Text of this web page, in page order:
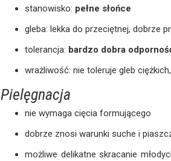
stanowisko: pełne słońce
gleba: lekka do przeciętnej, dobrze
tolerancja: bardzo dobra
wrażliwość: nie toleruje gleb
Pielęgnacja
nie wymaga cięcia formującego
dobrze znosi warunki suche i
możliwe delikatne skracanie